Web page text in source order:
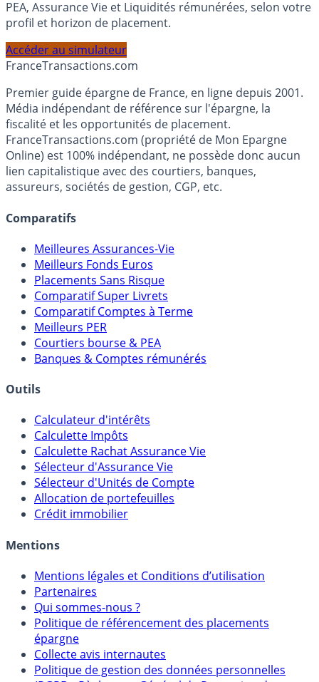
Calculez la répartition théorique de votre capital entre
profil et horizon de placement.
FranceTransactions.com
Premier guide épargne de France, en ligne depuis 2001.
Média indépendant de référence sur l'épargne, la
fiscalité et les opportunités de placement.
FranceTransactions.com (propriété de Mon Epargne
Online) est 100% indépendant, ne possède donc aucun
assureurs, sociétés de gestion, CGP, etc.
Comparatifs
Meilleures Assurances-Vie
Meilleurs Fonds Euros
Placements Sans Risque
Comparatif Super Livrets
Comparatif Comptes à Terme
Meilleurs PER
Banques & Comptes rémunérés
Outils
Calculateur d'intérêts
Calculette Impôts
Calculette Rachat Assurance Vie
Sélecteur d'Assurance Vie
Sélecteur d'Unités de Compte
Crédit immobilier
Mentions
Mentions légales et Conditions d’utilisation
Partenaires
Qui sommes-nous ?
Politique de référencement des placements
épargne